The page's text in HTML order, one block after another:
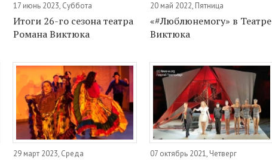
17 июнь 2023, Суббота
Итоги 26-го сезона театра
Романа Виктюка
20 май 2022, Пятница
«#Люблюнемогу» в Театре
Виктюка
29 март 2023, Среда 07 октябрь 2021, Четверг